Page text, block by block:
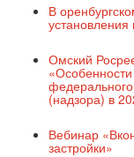
В
Омский
федерального
(надзора) в
Вебинар
застройки»